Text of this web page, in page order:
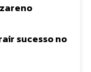
sucesso no